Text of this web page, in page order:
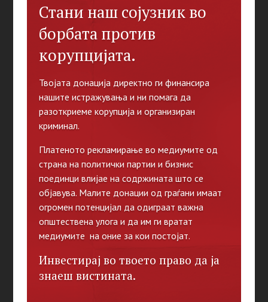
Стани наш сојузник во
борбата против
корупцијата.
Твојата донација директно ги финансира
нашите истражувања и ни помага да
разоткриеме корупција и организиран
криминал.
Платеното рекламирање во медиумите од
страна на политички партии и бизнис
поединци влијае на содржината што се
објавува. Малите донации од граѓани имаат
огромен потенцијал да одиграат важна
општествена улога и да им ги вратат
медиумите на оние за кои постојат.
Инвестирај во твоето право да ја
знаеш вистината.